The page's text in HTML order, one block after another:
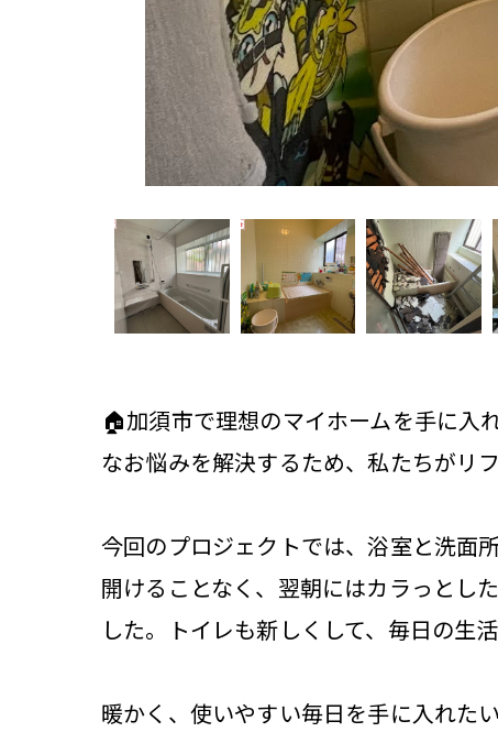
🏠加須市で理想のマイホームを手に入
なお悩みを解決するため、私たちがリ
今回のプロジェクトでは、浴室と洗面
開けることなく、翌朝にはカラっとし
した。トイレも新しくして、毎日の生
暖かく、使いやすい毎日を手に入れた